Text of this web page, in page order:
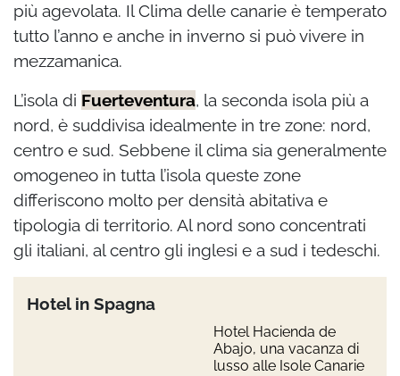
più agevolata. Il Clima delle canarie è temperato
tutto l’anno e anche in inverno si può vivere in
mezzamanica.
L’isola di Fuerteventura, la seconda isola più a
nord, è suddivisa idealmente in tre zone: nord,
centro e sud. Sebbene il clima sia generalmente
omogeneo in tutta l’isola queste zone
differiscono molto per densità abitativa e
tipologia di territorio. Al nord sono concentrati
gli italiani, al centro gli inglesi e a sud i tedeschi.
Hotel in Spagna
Hotel Hacienda de
Abajo, una vacanza di
lusso alle Isole Canarie